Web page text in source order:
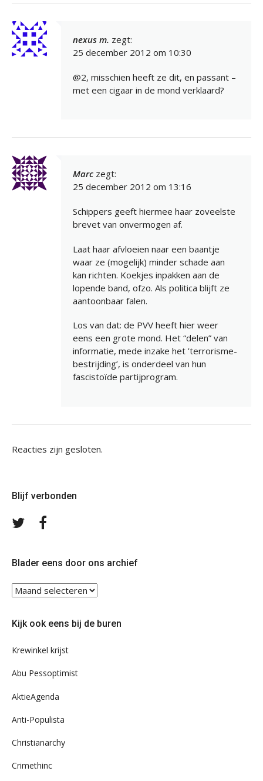
nexus m. zegt:
25 december 2012 om 10:30
@2, misschien heeft ze dit, en passant –
met een cigaar in de mond verklaard?
Marc zegt:
25 december 2012 om 13:16
Schippers geeft hiermee haar zoveelste
brevet van onvermogen af.
Laat haar afvloeien naar een baantje
waar ze (mogelijk) minder schade aan
kan richten. Koekjes inpakken aan de
lopende band, ofzo. Als politica blijft ze
aantoonbaar falen.
Los van dat: de PVV heeft hier weer
eens een grote mond. Het “delen” van
informatie, mede inzake het ’terrorisme-
bestrijding’, is onderdeel van hun
fascistoïde partijprogram.
Reacties zijn gesloten.
Blijf verbonden
Volg
Blader eens door ons archief
Blader
ons
Kijk ook eens bij de buren
Krewinkel krijst
Abu Pessoptimist
AktieAgenda
Anti-Populista
Christianarchy
Crimethinc